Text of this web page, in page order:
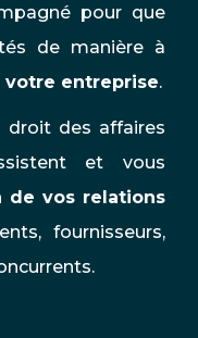
pour que
de manière à
votre entreprise.
droit des affaires
et vous
de vos relations
fournisseurs,